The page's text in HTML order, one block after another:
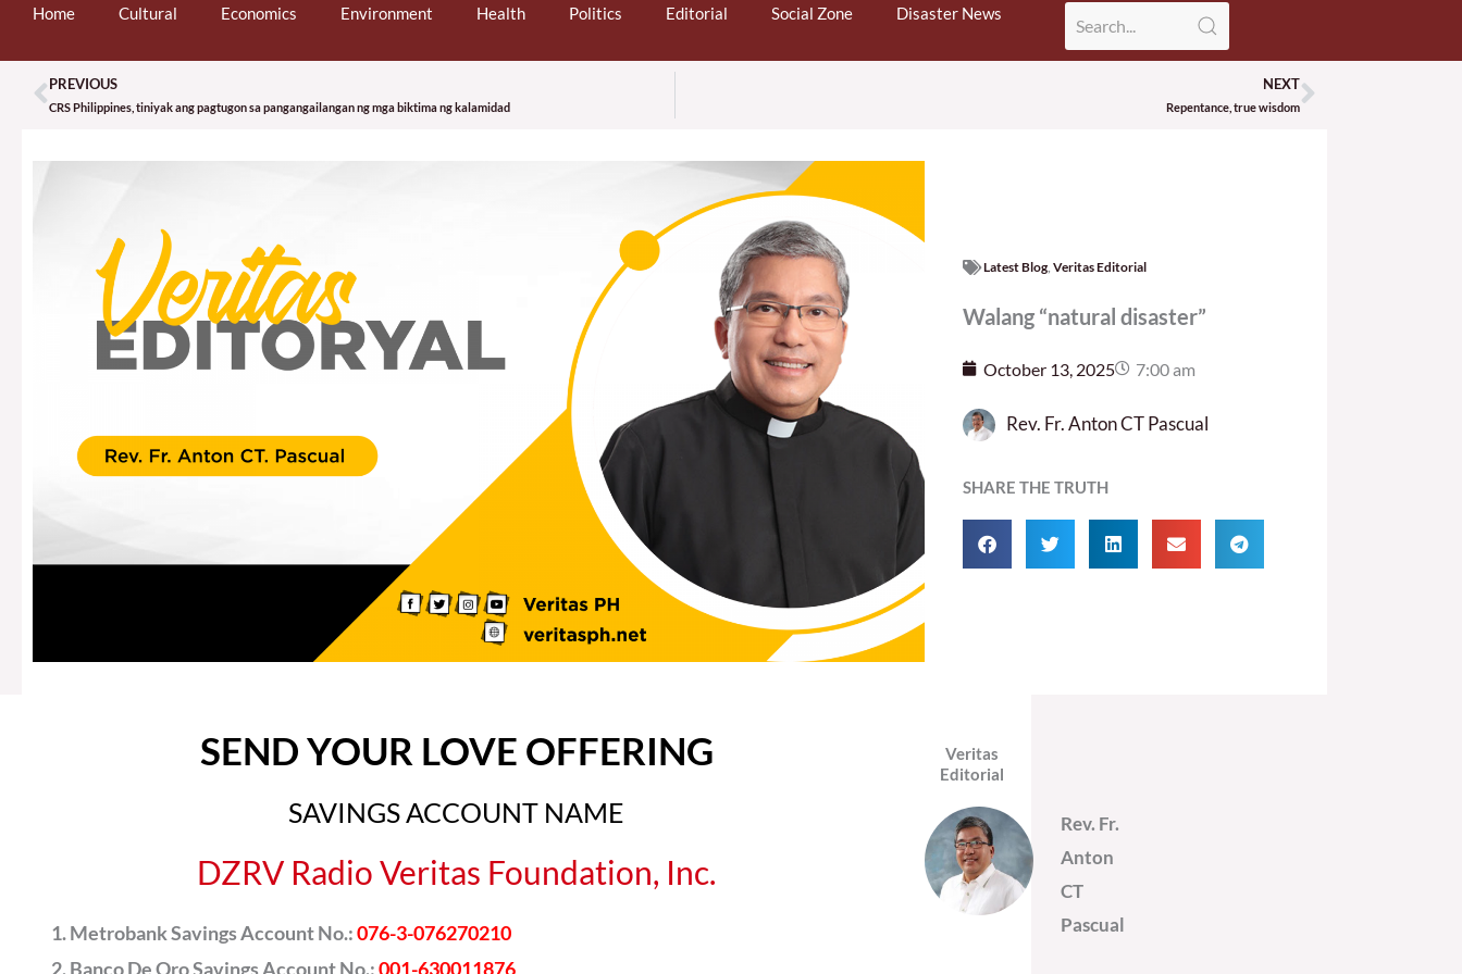
Home Cultural Economics Environment Health Politics Editorial Social Zone Disaster News
Prev
PREVIOUS
CRS Philippines, tiniyak ang pagtugon sa pangangailangan ng mga biktima ng kalamidad
NEXT
Repentance, true wisdomNext
Latest Blog, Veritas Editorial
Walang “natural disaster”
October 13, 2025 7:00 am
Rev. Fr. Anton CT Pascual
SHARE THE TRUTH
SEND YOUR LOVE OFFERING
SAVINGS ACCOUNT NAME
DZRV Radio Veritas Foundation, Inc.
Metrobank Savings Account No.:076-3-076270210
Banco De Oro Savings Account No.:001-630011876
Veritas
Editorial
Rev. Fr.
Anton
CT
Pascual